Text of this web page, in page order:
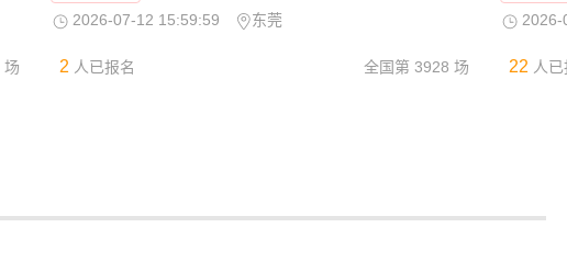
场
2026-07-12 15:59:59 东莞
2 人已报名 全国第 3928 场
2026-
22 人